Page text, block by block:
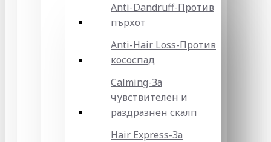
Anti-Dandruff-Против
пърхот
Anti-Hair Loss-Против
кососпад
Calming-За
чувствителен и
раздразнен скалп
Hair Express-За